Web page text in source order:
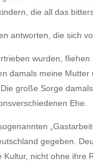
die all das
antworten, die sich
wurden,
damals meine
große Sorge
Ehe.
gegeben.
nicht ohne